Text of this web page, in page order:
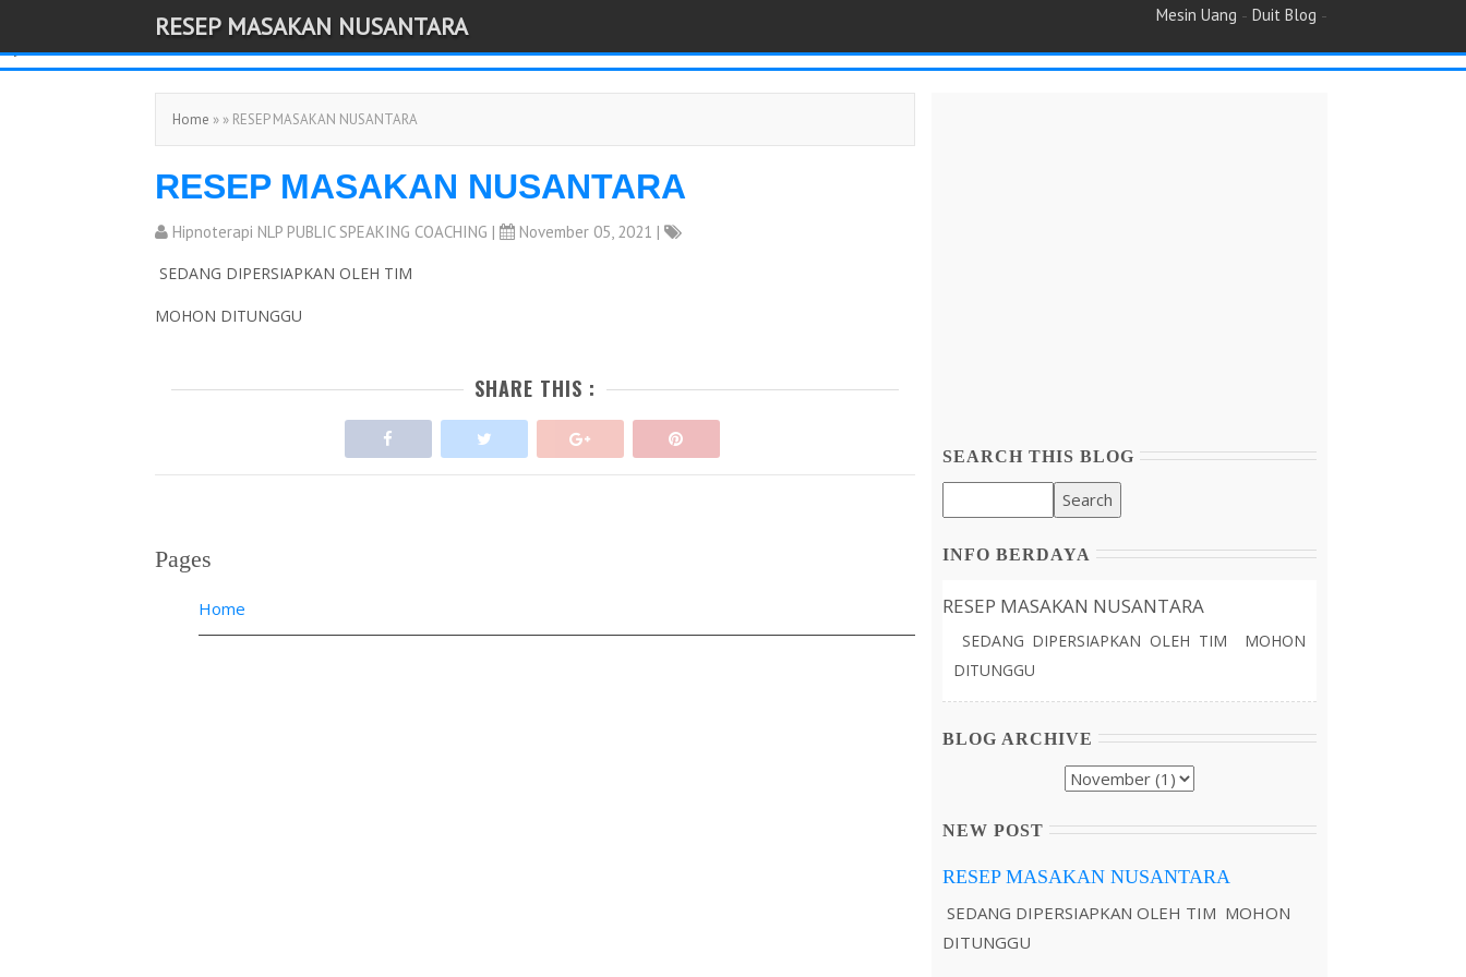
-->
RESEP MASAKAN NUSANTARA Mesin Uang - Duit Blog -
Home » » RESEP MASAKAN NUSANTARA
RESEP MASAKAN NUSANTARA
Hipnoterapi NLP PUBLIC SPEAKING COACHING |
November 05, 2021 |
SEDANG DIPERSIAPKAN OLEH TIM
MOHON DITUNGGU
SHARE THIS :
Pages
Home
SEARCH THIS BLOG
INFO BERDAYA
RESEP MASAKAN NUSANTARA
SEDANG DIPERSIAPKAN OLEH TIM MOHON
DITUNGGU
BLOG ARCHIVE
NEW POST
RESEP MASAKAN NUSANTARA
SEDANG DIPERSIAPKAN OLEH TIM MOHON
DITUNGGU